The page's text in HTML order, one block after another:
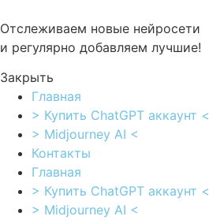
к
содержимому
Отслеживаем новые нейросети
и регулярно добавляем лучшие!
Закрыть
Главная
> Купить ChatGPT аккаунт <
> Midjourney AI <
Контакты
Главная
> Купить ChatGPT аккаунт <
> Midjourney AI <